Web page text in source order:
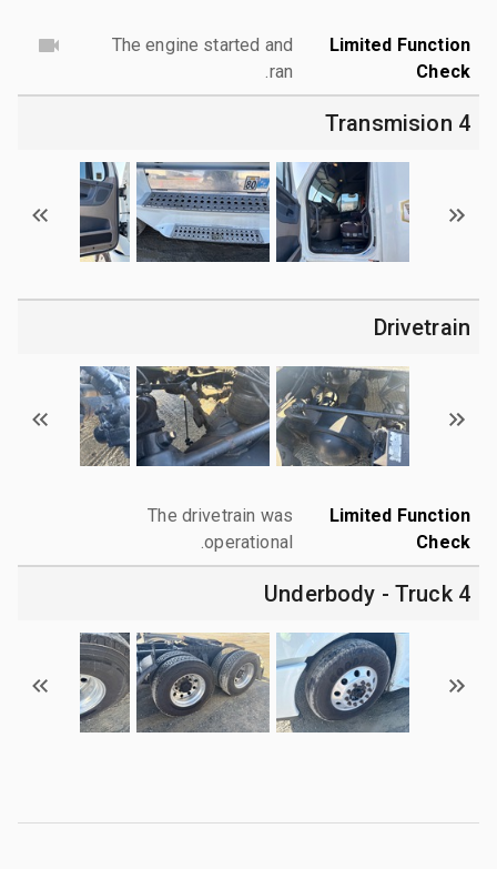
Limited Function
Check
The engine started and
ran.
4 Transmision
Drivetrain
Limited Function
Check
The drivetrain was
operational.
4 Underbody - Truck